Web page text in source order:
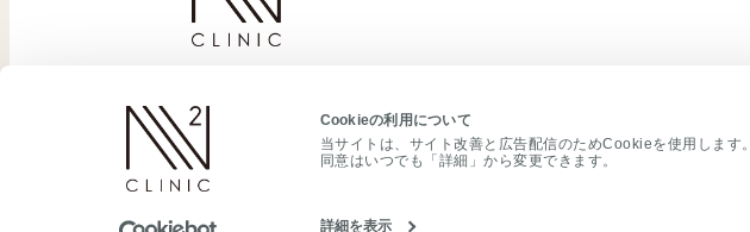
Cookieの利用について
当サイトは、サイト改善と広告配信のためCookieを使用します。
同意はいつでも「詳細」から変更できます。
詳細を表示